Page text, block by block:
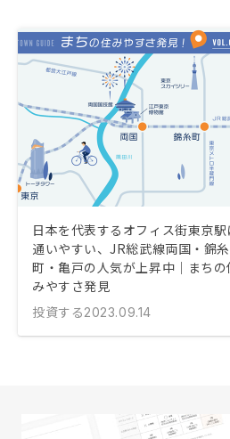
日本を代表するオフィス街東京駅
通いやすい、JR総武線両国・錦糸
町・亀戸の人気が上昇中｜まちの
みやすさ発見
投資する2023.09.14